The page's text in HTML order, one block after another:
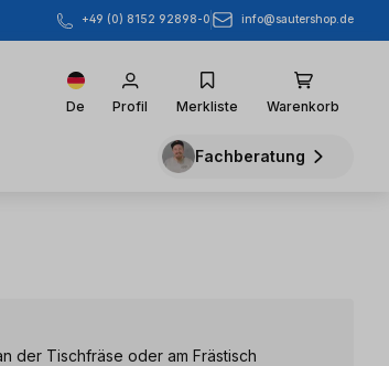
+49 (0) 8152 92898-0 info@sautershop.de
De Profil Merkliste Warenkorb
Fachberatung
der Tischfräse oder am Frästisch